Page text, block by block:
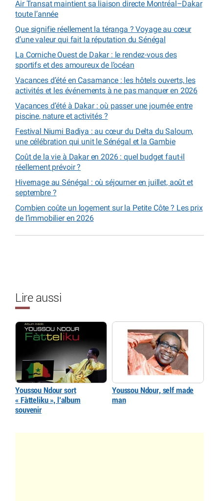
Air Transat maintient sa liaison directe Montréal–Dakar
toute l’année
Que signifie réellement la téranga ? Voyage au cœur
d’une valeur qui fait la réputation du Sénégal
La Corniche Ouest de Dakar : le rendez-vous des
sportifs et des amoureux de l’océan
Vacances d’été en Casamance : les hôtels ouverts, les
activités et les événements à ne pas manquer en 2026
Vacances d’été à Dakar : où passer une journée entre
piscine, nature et activités ?
Festival Niumi Badiya : au cœur du Delta du Saloum,
une célébration qui unit le Sénégal et la Gambie
Coût de la vie à Dakar en 2026 : quel budget faut-il
réellement prévoir ?
Hivernage au Sénégal : où séjourner en juillet, août et
septembre ?
Combien coûte un logement sur la Petite Côte ? Les prix
de l’immobilier en 2026
Lire aussi
Youssou Ndour sort
« Fàtteliku », l’album
souvenir
Youssou Ndour, self made
man